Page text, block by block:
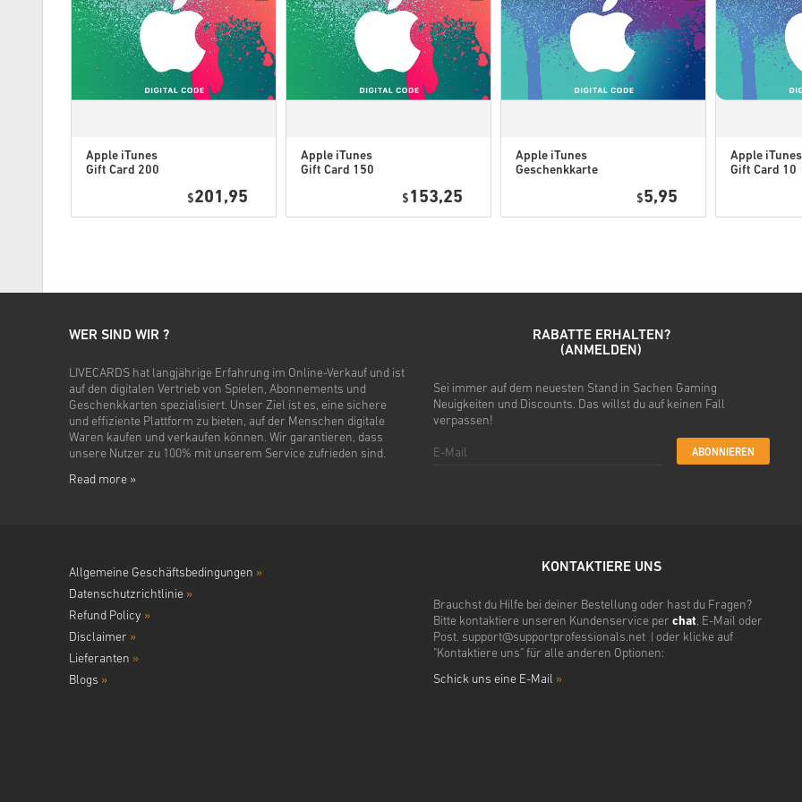
Schau dir die kurze
Diese downloadbaren
handelt es sich um
Diese Codes haben kein
Downloadbarer Inhalt
um diese Erweiterung
Für einige Produkte
Apple iTunes
Gift Card 200
$201,95
Apple iTunes
Gift Card 150
$ 153,25
Apple iTunes
Geschenkkarte
$5,95
Apple iTunes
Gift Card 10
WER SIND WIR ?
LIVECARDS hat langjährige Erfahrung im Online-Verkauf und ist
auf den digitalen Vertrieb von Spielen, Abonnements und
Geschenkkarten spezialisiert. Unser Ziel ist es, eine sichere
und effiziente Plattform zu bieten, auf der Menschen digitale
Waren kaufen und verkaufen können. Wir garantieren, dass
unsere Nutzer zu 100% mit unserem Service zufrieden sind.
Read more »
RABATTE ERHALTEN?
(ANMELDEN)
Sei immer auf dem neuesten Stand in Sachen Gaming
Neuigkeiten und Discounts. Das willst du auf keinen Fall
verpassen!
ABONNIEREN
Allgemeine Geschäftsbedingungen »
Datenschutzrichtlinie »
Refund Policy »
Disclaimer »
Lieferanten »
Blogs »
KONTAKTIERE UNS
Brauchst du Hilfe bei deiner Bestellung oder hast du Fragen?
Bitte kontaktiere unseren Kundenservice per chat, E-Mail oder
Post. support@supportprofessionals.net| oder klicke auf
"Kontaktiere uns" für alle anderen Optionen:
Schick uns eine E-Mail »